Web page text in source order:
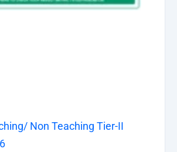
Non Teaching Tier-II